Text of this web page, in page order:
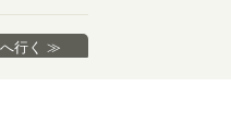
へ行く ≫